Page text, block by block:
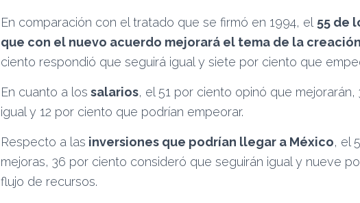
En comparación con el tratado que se firmó en 1994, el 55 de
que con el nuevo acuerdo mejorará el tema de la
ciento respondió que seguirá igual y siete por ciento que
En cuanto a los salarios, el 51 por ciento opinó que
igual y 12 por ciento que podrían empeorar.
Respecto a las inversiones que podrían llegar a México, el
mejoras, 36 por ciento consideró que seguirán igual y nueve
flujo de recursos.